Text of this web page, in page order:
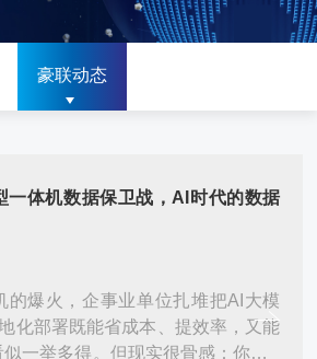
豪联动态
一体机数据保卫战，AI时代的数据
的爆火，企事业单位扎堆把AI大模
化部署既能省成本、提效率，又能
一举多得。但现实很骨感：你的A